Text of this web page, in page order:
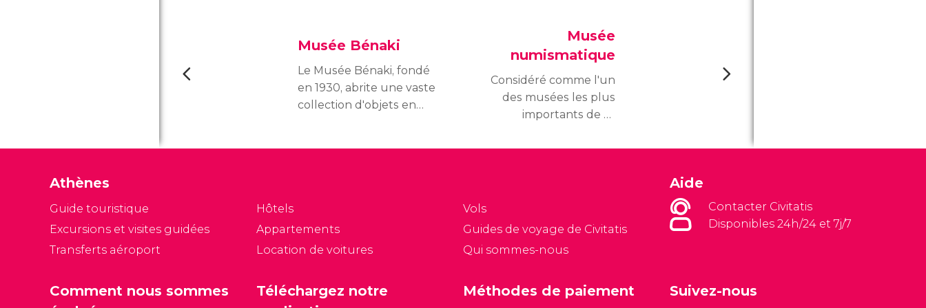
Musée Bénaki
Le Musée Bénaki, fondé
en 1930, abrite une vaste
collection d'objets en
Musée
numismatique
Considéré comme l'un
des musées les plus
importants de sa
numismatique
Athènes
Guide touristique
Excursions et visites guidées
Transferts aéroport
Hôtels
Appartements
Location de voitures
Vols
Guides de voyage de Civitatis
Qui sommes-nous
Aide
Contacter Civitatis
Disponibles 24h/24 et 7j/7
Comment nous sommes
Suivez-nous
Téléchargez notre
Méthodes de paiement